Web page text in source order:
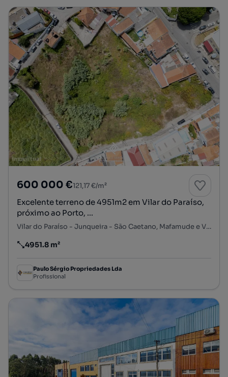
600 000 €121,17 €/m²
Excelente terreno de 4951m2 em Vilar do Paraíso,
próximo ao Porto, ...
Vilar do Paraíso - Junqueira - São Caetano, Mafamude e Vilar do Paraíso, Vila Nova de Gaia, Porto
Preço por metro quadrado
4951.8 m²
Paulo Sérgio Propriedades Lda
Profissional